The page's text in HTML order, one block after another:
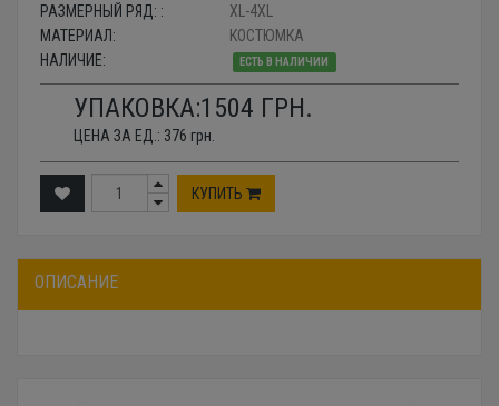
РАЗМЕРНЫЙ РЯД: :
XL-4XL
МАТЕРИАЛ:
КОСТЮМКА
НАЛИЧИЕ:
ЕСТЬ В НАЛИЧИИ
УПАКОВКА:1504 ГРН.
ЦЕНА ЗА ЕД.: 376 грн.
КУПИТЬ
ОПИСАНИЕ